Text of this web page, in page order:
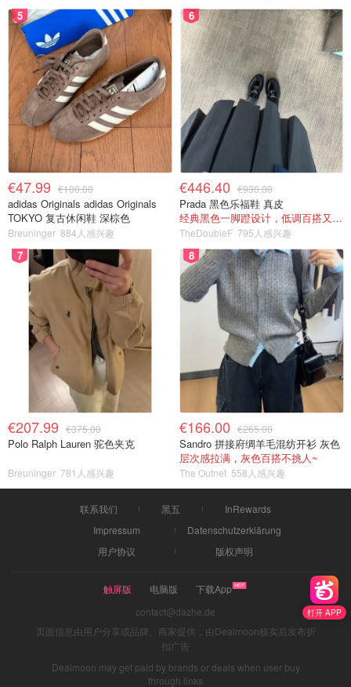
打开 APP
5
€47.99 €100.00
adidas Originals adidas Originals
TOKYO 复古休闲鞋 深棕色
Breuninger 884人感兴趣
6
€446.40 €930.00
Prada 黑色乐福鞋 真皮
经典黑色一脚蹬设计，低调百搭又高级
TheDoubleF 795人感兴趣
7
€207.99 €375.00
Polo Ralph Lauren 驼色夹克
Breuninger 781人感兴趣
8
€166.00 €265.00
Sandro 拼接府绸羊毛混纺开衫 灰色
层次感拉满，灰色百搭不挑人~
The Outnet 558人感兴趣
联系我们 黑五
InRewards
Impressum
Datenschutzerklärung
用户协议
版权声明
触屏版 电脑版
下载App
contact@dazhe.de
页面信息由用户分享或品牌、商家提供，由Dealmoon核实后发布折
扣广告
Dealmoon may get paid by brands or deals when user buy
through links